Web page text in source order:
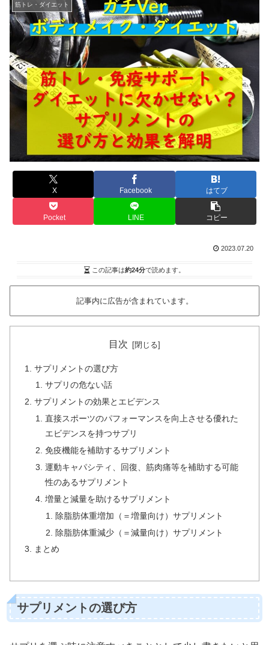
筋トレ・ダイエット
X Facebook はてブ
Pocket LINE コピー
2023.07.20
この記事は約24分で読めます。
記事内に広告が含まれています。
目次
サプリメントの選び方
サプリの危ない話
サプリメントの効果とエビデンス
直接スポーツのパフォーマンスを向上させる優れた
エビデンスを持つサプリ
免疫機能を補助するサプリメント
運動キャパシティ、回復、筋肉痛等を補助する可能
性のあるサプリメント
増量と減量を助けるサプリメント
除脂肪体重増加（＝増量向け）サプリメント
除脂肪体重減少（＝減量向け）サプリメント
まとめ
サプリメントの選び方